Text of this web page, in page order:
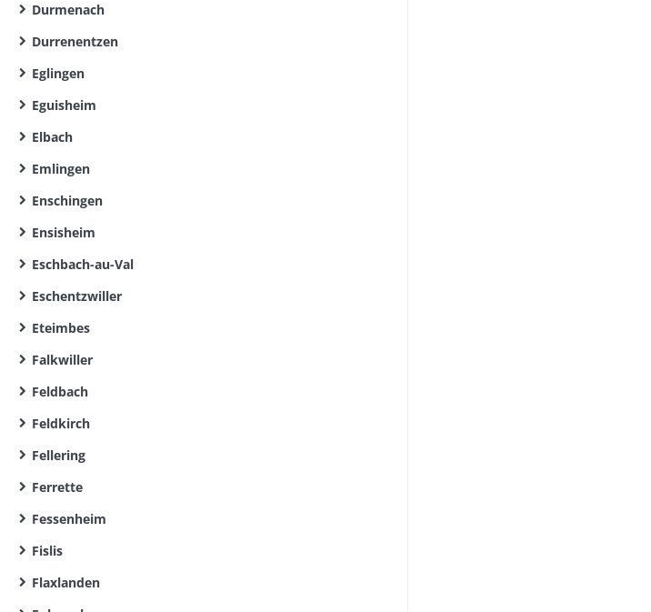
Durmenach
Durrenentzen
Eglingen
Eguisheim
Elbach
Emlingen
Enschingen
Ensisheim
Eschbach-au-Val
Eschentzwiller
Eteimbes
Falkwiller
Feldbach
Feldkirch
Fellering
Ferrette
Fessenheim
Fislis
Flaxlanden